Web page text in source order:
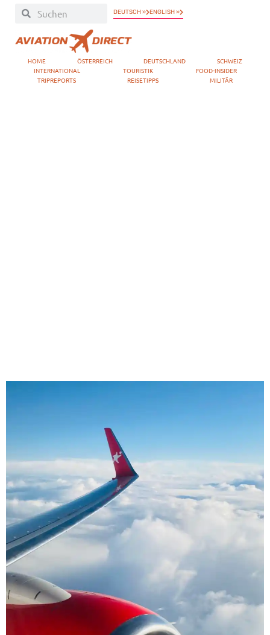
DEUTSCH » ENGLISH »
HOME ÖSTERREICH DEUTSCHLAND
SCHWEIZ
INTERNATIONAL
TOURISTIK
FOOD-INSIDER
TRIPREPORTS
REISETIPPS MILITÄR